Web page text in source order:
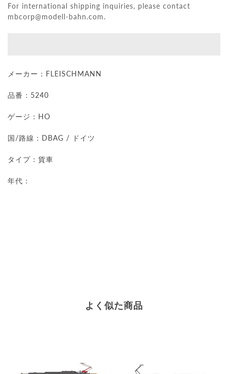
For international shipping inquiries, please contact
mbcorp@modell-bahn.com.
メーカー： FLEISCHMANN
品番：5240
ゲージ：HO
国/路線：DBAG / ドイツ
タイプ：貨車
年代：
よく似た商品